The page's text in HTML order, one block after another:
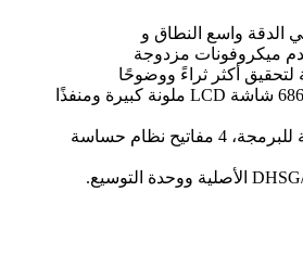
ميكروفونات مزدوجة
أكثر ثراءً ووضوحًا
المحادثات. يوفر الطراز 6867 شاشة LCD ملونة كبيرة ومنفذًا
GigE، 6 مفاتيح مرنة قابلة للبرمجة، 4 مفاتيح نظام حساسة